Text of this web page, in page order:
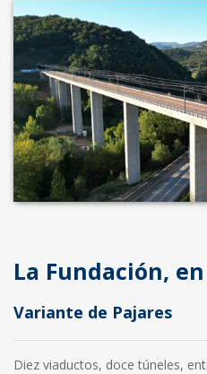
La Fundación, en
Variante de Pajares
Diez viaductos, doce túneles,